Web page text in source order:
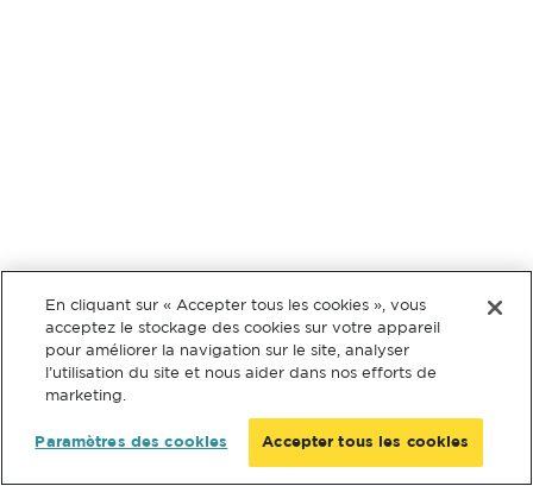
En cliquant sur « Accepter tous les cookies », vous
acceptez le stockage des cookies sur votre appareil
pour améliorer la navigation sur le site, analyser
l’utilisation du site et nous aider dans nos efforts de
marketing.
Paramètres des cookies Accepter tous les cookies